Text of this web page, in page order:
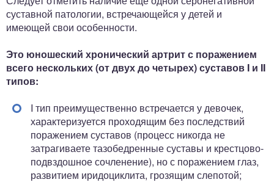
суставной патологии, встречающейся у детей и
имеющей свои особенности.
Это юношеский хронический артрит с поражением
всего нескольких (от двух до четырех) суставов I и II
типов:
I тип преимущественно встречается у девочек,
характеризуется проходящим без последствий
поражением суставов (процесс никогда не
затрагиваете тазобедренные суставы и крестцово-
подвздошное сочленение), но с поражением глаз,
развитием иридоциклита, грозящим слепотой;